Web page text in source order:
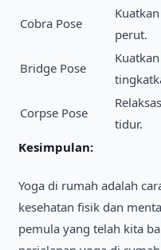
Cobra Pose
perut.
Bridge Pose
Corpse Pose
tidur.
Kesimpulan:
Yoga di rumah adalah
kesehatan fisik dan
pemula yang telah kita